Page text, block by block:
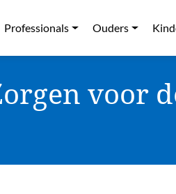
Professionals Ouders
voor